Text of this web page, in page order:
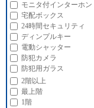
モニタ付インターホン
宅配ボックス
24時間セキュリティ
ディンプルキー
電動シャッター
防犯カメラ
防犯用ガラス
2階以上
最上階
1階